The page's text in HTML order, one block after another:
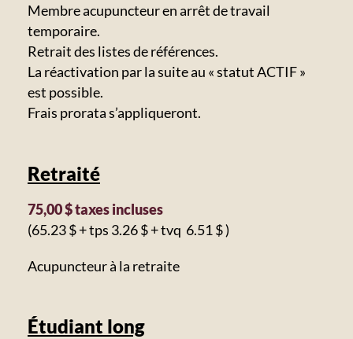
Membre acupuncteur en arrêt de travail
temporaire.
Retrait des listes de références.
La réactivation par la suite au « statut ACTIF »
est possible.
Frais prorata s’appliqueront.
Retraité
75,00 $ taxes incluses
(65.23 $ + tps 3.26 $ + tvq 6.51 $ )
Acupuncteur à la retraite
Étudiant long